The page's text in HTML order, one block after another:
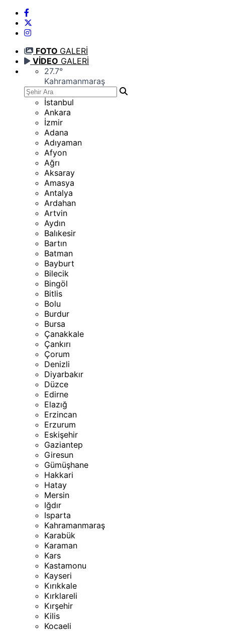
FOTO GALERİ
VİDEO GALERİ
27.7°
Kahramanmaraş
İstanbul
Ankara
İzmir
Adana
Adıyaman
Afyon
Ağrı
Aksaray
Amasya
Antalya
Ardahan
Artvin
Aydın
Balıkesir
Bartın
Batman
Bayburt
Bilecik
Bingöl
Bitlis
Bolu
Burdur
Bursa
Çanakkale
Çankırı
Çorum
Denizli
Diyarbakır
Düzce
Edirne
Elazığ
Erzincan
Erzurum
Eskişehir
Gaziantep
Giresun
Gümüşhane
Hakkari
Hatay
Mersin
Iğdır
Isparta
Kahramanmaraş
Karabük
Karaman
Kars
Kastamonu
Kayseri
Kırıkkale
Kırklareli
Kırşehir
Kilis
Kocaeli